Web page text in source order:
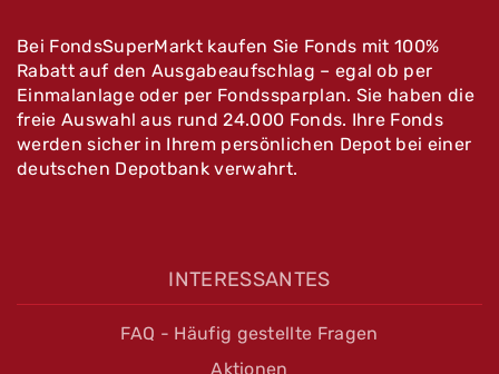
Bei FondsSuperMarkt kaufen Sie Fonds mit 100%
Rabatt auf den Ausgabeaufschlag – egal ob per
Einmalanlage oder per Fondssparplan. Sie haben die
freie Auswahl aus rund 24.000 Fonds. Ihre Fonds
werden sicher in Ihrem persönlichen Depot bei einer
deutschen Depotbank verwahrt.
INTERESSANTES
FAQ - Häufig gestellte Fragen
Aktionen